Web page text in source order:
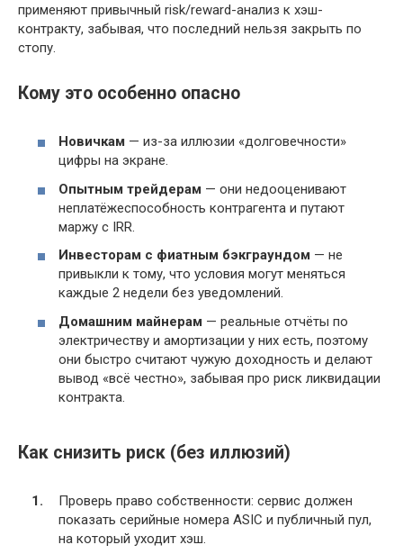
применяют привычный risk/reward-анализ к хэш-
контракту, забывая, что последний нельзя закрыть по
стопу.
Кому это особенно опасно
Новичкам — из-за иллюзии «долговечности»
цифры на экране.
Опытным трейдерам — они недооценивают
неплатёжеспособность контрагента и путают
маржу с IRR.
Инвесторам с фиатным бэкграундом — не
привыкли к тому, что условия могут меняться
каждые 2 недели без уведомлений.
Домашним майнерам — реальные отчёты по
электричеству и амортизации у них есть, поэтому
они быстро считают чужую доходность и делают
вывод «всё честно», забывая про риск ликвидации
контракта.
Как снизить риск (без иллюзий)
Проверь право собственности: сервис должен
показать серийные номера ASIC и публичный пул,
на который уходит хэш.